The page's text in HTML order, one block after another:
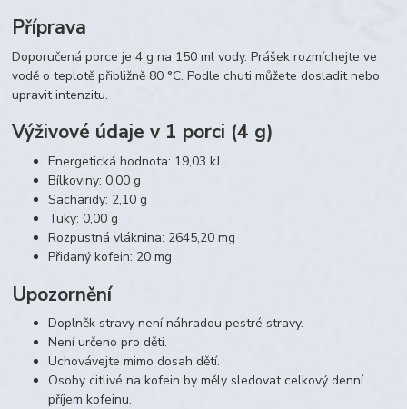
Příprava
Doporučená porce je 4 g na 150 ml vody. Prášek rozmíchejte ve
vodě o teplotě přibližně 80 °C. Podle chuti můžete dosladit nebo
upravit intenzitu.
Výživové údaje v 1 porci (4 g)
Energetická hodnota: 19,03 kJ
Bílkoviny: 0,00 g
Sacharidy: 2,10 g
Tuky: 0,00 g
Rozpustná vláknina: 2645,20 mg
Přidaný kofein: 20 mg
Upozornění
Doplněk stravy není náhradou pestré stravy.
Není určeno pro děti.
Uchovávejte mimo dosah dětí.
Osoby citlivé na kofein by měly sledovat celkový denní
příjem kofeinu.